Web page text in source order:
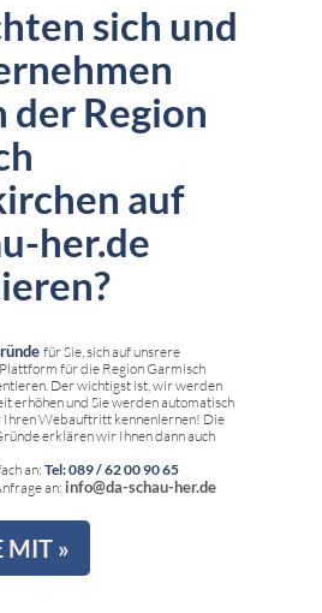
sich und
der Region
auf
her.de
für Sie, sich auf unsrere
für die Region Garmisch
Der wichtigst ist, wir werden
erhöhen und Sie werden automatisch
Ihren Webauftritt kennenlernen! Die
erklären wir Ihnen dann auch
an: Tel: 089 / 62 00 90 65
an: info@da-schau-her.de
MIT »